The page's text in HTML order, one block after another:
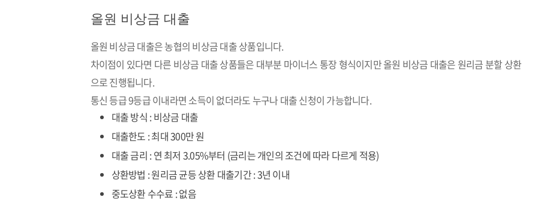
올원 비상금 대출
올원 비상금 대출은 농협의 비상금 대출 상품입니다.
차이점이 있다면 다른 비상금 대출 상품들은 대부분 마이너스 통장 형식이지만 올원 비상금 대출은 원리금 분할 상환
으로 진행됩니다.
통신 등급 9등급 이내라면 소득이 없더라도 누구나 대출 신청이 가능합니다.
대출 방식 : 비상금 대출
대출한도 : 최대 300만 원
대출 금리 : 연 최저 3.05%부터 (금리는 개인의 조건에 따라 다르게 적용)
상환방법 : 원리금 균등 상환 대출기간 : 3년 이내
중도상환 수수료 : 없음